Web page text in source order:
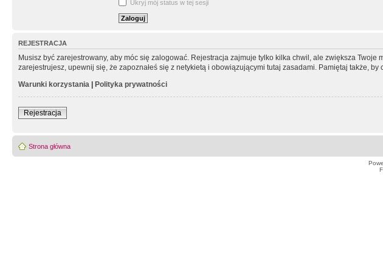
Ukryj mój status w tej sesji
REJESTRACJA
Musisz być zarejestrowany, aby móc się zalogować. Rejestracja zajmuje tylko kilka chwil, ale zwiększa
zarejestrujesz, upewnij się, że zapoznałeś się z netykietą i obowiązującymi tutaj zasadami. Pamiętaj także, by
Warunki korzystania | Polityka prywatności
Rejestracja
Strona główna